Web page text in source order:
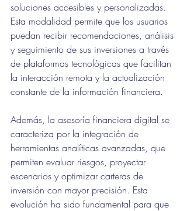
soluciones accesibles y personalizadas.
Esta modalidad permite que los usuarios
puedan recibir recomendaciones, análisis
y seguimiento de sus inversiones a través
de plataformas tecnológicas que facilitan
la interacción remota y la actualización
constante de la información financiera.
Además, la asesoría financiera digital se
caracteriza por la integración de
herramientas analíticas avanzadas, que
permiten evaluar riesgos, proyectar
escenarios y optimizar carteras de
inversión con mayor precisión. Esta
evolución ha sido fundamental para que